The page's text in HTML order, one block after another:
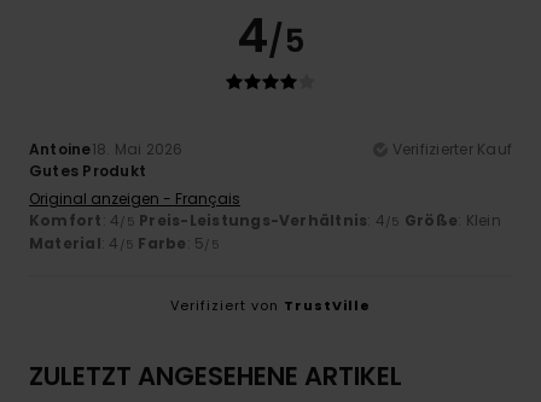
4/5
Antoine18. Mai 2026
Verifizierter Kauf
Gutes Produkt
Original anzeigen - Français
Komfort: 4/5 Preis-Leistungs-Verhältnis: 4/5 Größe: Klein
Material: 4 /5 Farbe: 5/5
Verifiziert von TrustVille
ZULETZT ANGESEHENE ARTIKEL